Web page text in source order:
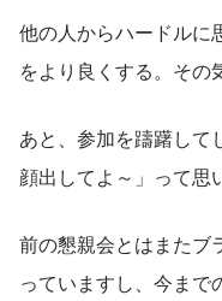
他の人からハードルに
をより良くする。その
あと、参加を躊躇して
顔出してよ～」って思
前の懇親会とはまたブ
っていますし、今まで